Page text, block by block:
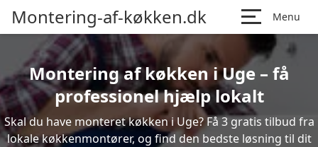
Montering-af-køkken.dk Menu
Montering af køkken i Uge – få
professionel hjælp lokalt
Skal du have monteret køkken i Uge? Få 3 gratis tilbud fra
lokale køkkenmontører, og find den bedste løsning til dit